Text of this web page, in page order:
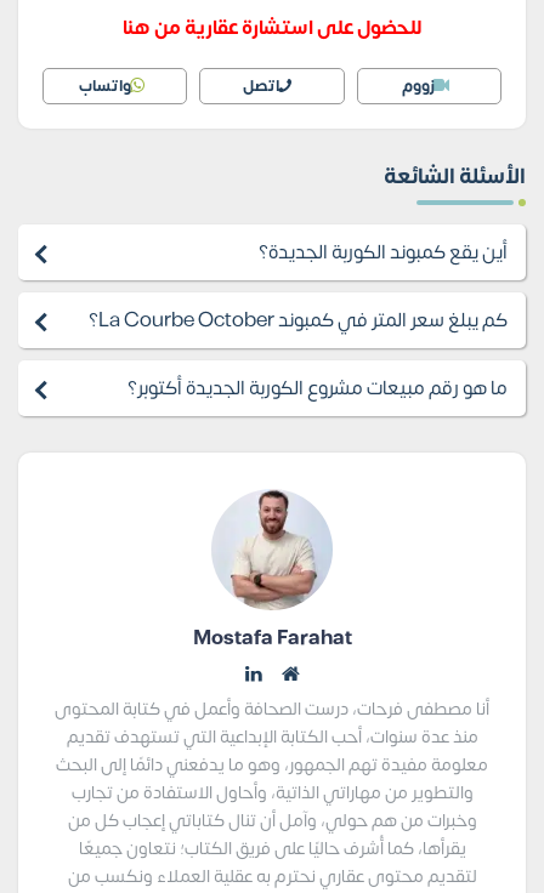
للحضول على استشارة عقارية من هنا
زووم اتصل واتساب
الأسئلة الشائعة
أين يقع كمبوند الكوربة الجديدة؟
كم يبلغ سعر المتر في كمبوند La Courbe October؟
ما هو رقم مبيعات مشروع الكوربة الجديدة أكتوبر؟
Mostafa Farahat
أنا مصطفى فرحات، درست الصحافة وأعمل في كتابة المحتوى
منذ عدة سنوات، أحب الكتابة الإبداعية التي تستهدف تقديم
معلومة مفيدة تهم الجمهور، وهو ما يدفعني دائمًا إلى البحث
والتطوير من مهاراتي الذاتية، وأحاول الاستفادة من تجارب
وخبرات من هم حولي، وآمل أن تنال كتاباتي إعجاب كل من
يقرأها، كما أُشرف حاليًا على فريق الكتاب؛ نتعاون جميعًا
لتقديم محتوى عقاري نحترم به عقلية العملاء ونكسب من